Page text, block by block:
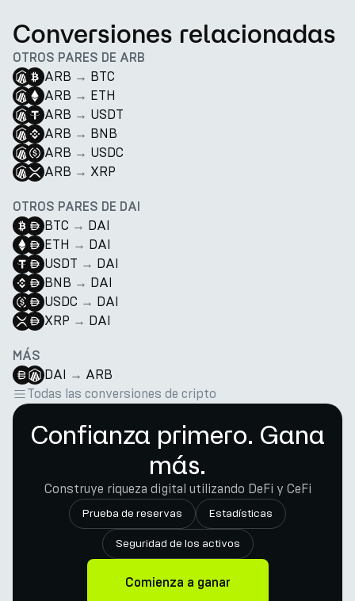
Conversiones relacionadas
OTROS PARES DE ARB
ARB → BTC
ARB → ETH
ARB → USDT
ARB → BNB
ARB → USDC
ARB → XRP
OTROS PARES DE DAI
BTC → DAI
ETH → DAI
USDT → DAI
BNB → DAI
USDC → DAI
XRP → DAI
MÁS
DAI → ARB
Todas las conversiones de cripto
Confianza primero. Gana
más.
Construye riqueza digital utilizando DeFi y CeFi
Prueba de reservas Estadísticas
Seguridad de los activos
Comienza a ganar